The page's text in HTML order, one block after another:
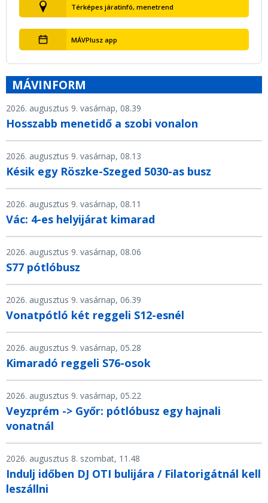
Térképes járatinfó, menetrend
MÁVPlusz app
MÁVINFORM
2026. augusztus 9. vasárnap, 08.39
Hosszabb menetidő a szobi vonalon
2026. augusztus 9. vasárnap, 08.13
Késik egy Röszke-Szeged 5030-as busz
2026. augusztus 9. vasárnap, 08.11
Vác: 4-es helyijárat kimarad
2026. augusztus 9. vasárnap, 08.06
S77 pótlóbusz
2026. augusztus 9. vasárnap, 06.39
Vonatpótló két reggeli S12-esnél
2026. augusztus 9. vasárnap, 05.28
Kimaradó reggeli S76-osok
2026. augusztus 9. vasárnap, 05.22
Veyzprém -> Győr: pótlóbusz egy hajnali
vonatnál
2026. augusztus 8. szombat, 11.48
Indulj időben DJ OTI bulijára / Filatorigátnál kell
leszállni